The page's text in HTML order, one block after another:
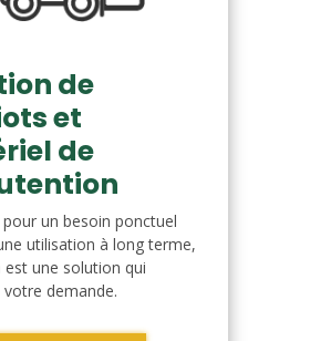
de
et
de
pour un besoin ponctuel
utilisation à long terme,
une solution qui
votre demande.